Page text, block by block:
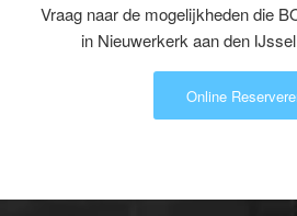
Vraag naar de mogelijkheden die
in Nieuwerkerk aan den
Online